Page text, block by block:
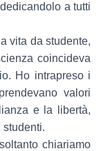
a tutti
vita da studente,
coincideva
Ho intrapreso i
valori
e la libertà,
studenti.
chiariamo